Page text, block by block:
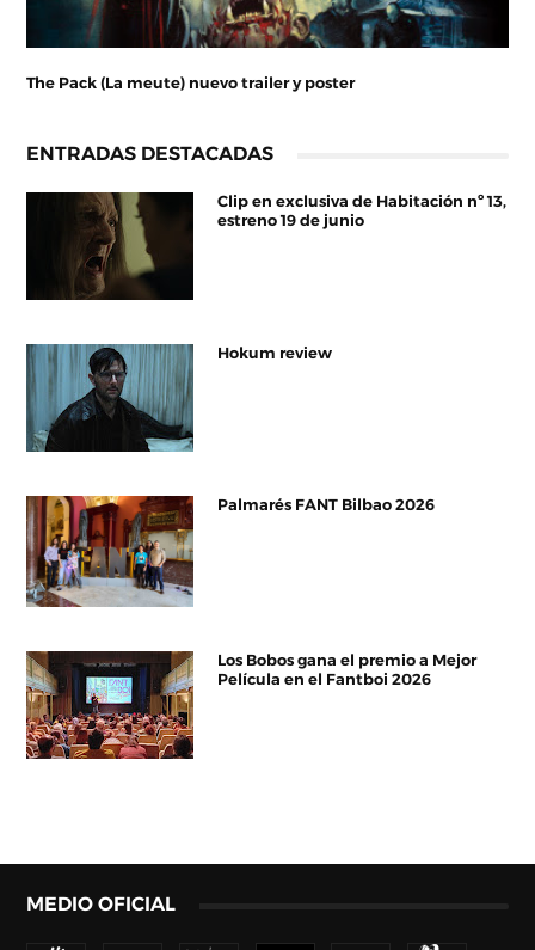
The Pack (La meute) nuevo trailer y poster
ENTRADAS DESTACADAS
Clip en exclusiva de Habitación nº 13,
estreno 19 de junio
Hokum review
Palmarés FANT Bilbao 2026
Los Bobos gana el premio a Mejor
Película en el Fantboi 2026
MEDIO OFICIAL